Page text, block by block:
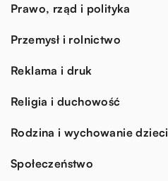
Prawo, rząd i polityka
Przemysł i rolnictwo
Reklama i druk
Religia i duchowość
Rodzina i wychowanie dzieci
Społeczeństwo